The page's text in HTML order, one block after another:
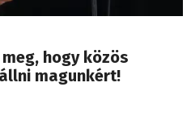
hogy közös
magunkért!